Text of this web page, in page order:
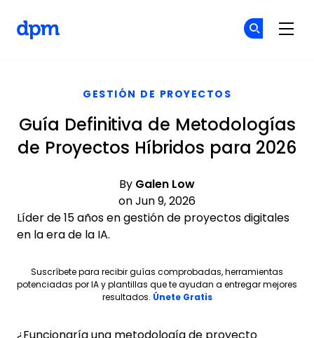
GESTIÓN DE PROYECTOS
Guía Definitiva de Metodologías
de Proyectos Híbridos para 2026
By Galen Low
on Jun 9, 2026
Líder de 15 años en gestión de proyectos digitales
en la era de la IA.
Suscríbete para recibir guías comprobadas, herramientas
potenciadas por IA y plantillas que te ayudan a entregar mejores
resultados. Únete GratisOpens new window
¿Funcionaría una metodología de proyecto